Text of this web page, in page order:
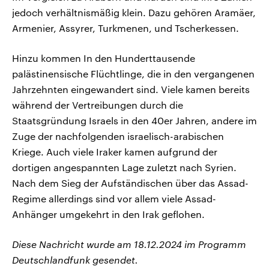
jedoch verhältnismäßig klein. Dazu gehören Aramäer,
Armenier, Assyrer, Turkmenen, und Tscherkessen.
Hinzu kommen In den Hunderttausende
palästinensische Flüchtlinge, die in den vergangenen
Jahrzehnten eingewandert sind. Viele kamen bereits
während der Vertreibungen durch die
Staatsgründung Israels in den 40er Jahren, andere im
Zuge der nachfolgenden israelisch-arabischen
Kriege. Auch viele Iraker kamen aufgrund der
dortigen angespannten Lage zuletzt nach Syrien.
Nach dem Sieg der Aufständischen über das Assad-
Regime allerdings sind vor allem viele Assad-
Anhänger umgekehrt in den Irak geflohen.
Diese Nachricht wurde am 18.12.2024 im Programm
Deutschlandfunk gesendet.